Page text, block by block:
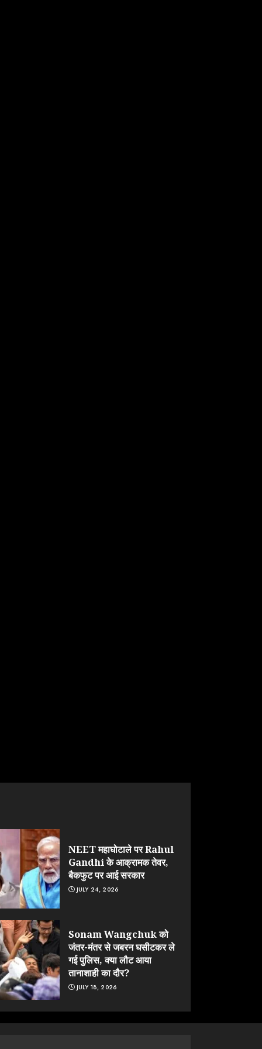
NEET महाघोटाले पर Rahul
Gandhi के आक्रामक तेवर,
बैकफुट पर आई सरकार
JULY 24, 2026
Sonam Wangchuk को
जंतर-मंतर से जबरन घसीटकर ले
गई पुलिस, क्या लौट आया
तानाशाही का दौर?
JULY 18, 2026